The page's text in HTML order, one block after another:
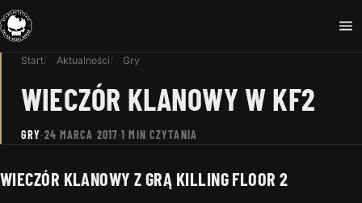
Start Aktualności Gry
WIECZÓR KLANOWY W KF2
GRY·24 MARCA 2017·1 MIN CZYTANIA
WIECZÓR KLANOWY Z GRĄ KILLING FLOOR 2